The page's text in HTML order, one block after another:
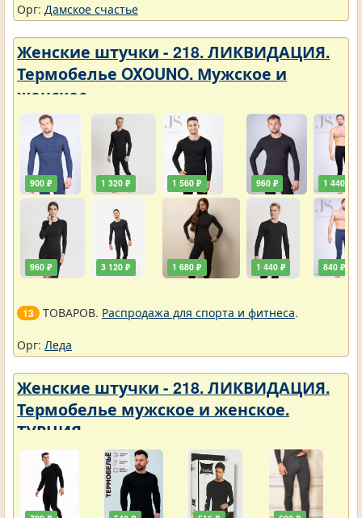
Орг: Дамское счастье
Женские штучки - 218. ЛИКВИДАЦИЯ.
Термобелье OXOUNO. Мужское и
женское
900 ₽
960 ₽
1 320 ₽
3 120 ₽
1 560 ₽
1 680 ₽
960 ₽
1 440 ₽
1 440 ₽
840 ₽
13 ТОВАРОВ. Распродажа для спорта и фитнеса.
Орг: Леда
Женские штучки - 218. ЛИКВИДАЦИЯ.
Термобелье мужское и женское.
ТУРЦИЯ